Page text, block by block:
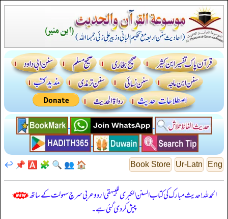
Eng
Ur-Latn
Book Store
🏠
👥
🔍
🧩
🅰️
📌
↩️
الحمدللہ! حدیث مبارک کی کتاب السنن الكبرى للبيهقي اردو عربی سرچ سہولت کے ساتھ
پیش کر دی گئی ہے۔